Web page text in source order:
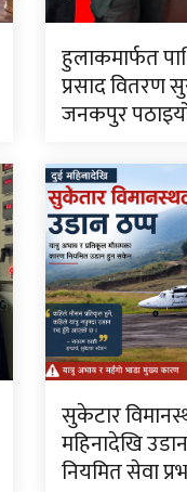
हुलाकमार्फत
प्रसाद वितरण
जनकपुर
सुकेटार
महिनादेखि
नियमित सेवा